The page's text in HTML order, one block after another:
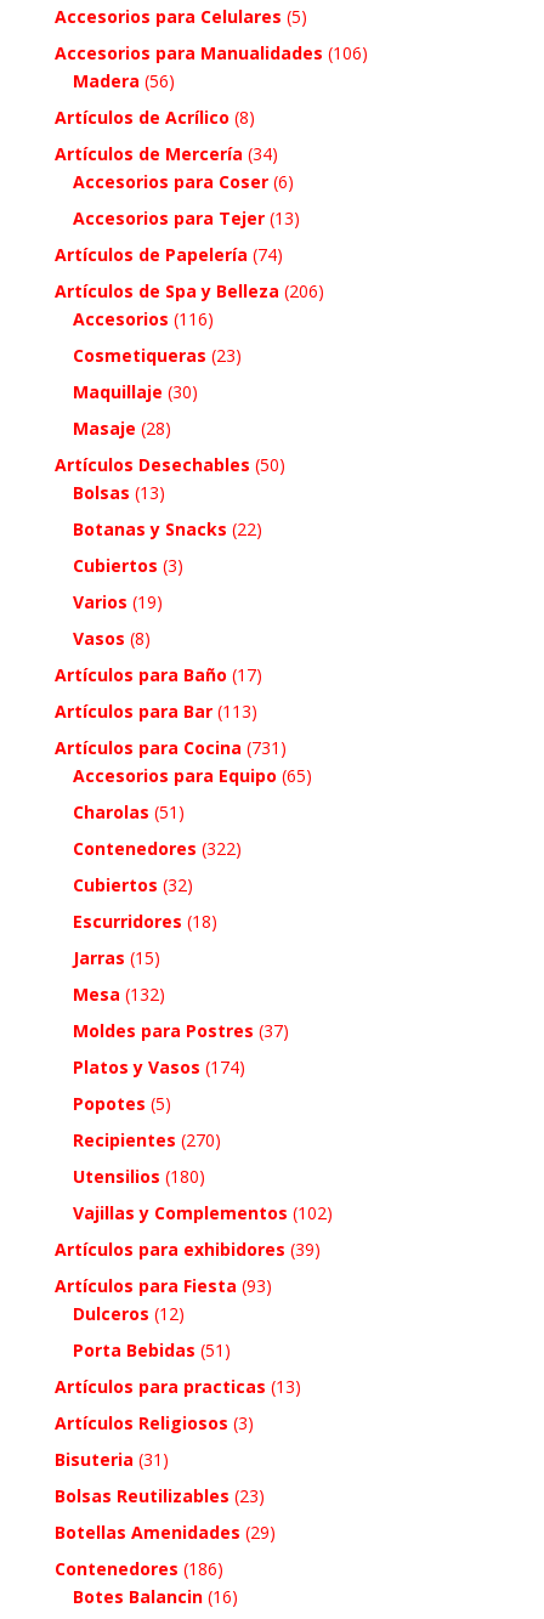
Accesorios para Celulares (5)
Accesorios para Manualidades (106)
Madera (56)
Artículos de Acrílico (8)
Artículos de Mercería (34)
Accesorios para Coser (6)
Accesorios para Tejer (13)
Artículos de Papelería (74)
Artículos de Spa y Belleza (206)
Accesorios (116)
Cosmetiqueras (23)
Maquillaje (30)
Masaje (28)
Artículos Desechables (50)
Bolsas (13)
Botanas y Snacks (22)
Cubiertos (3)
Varios (19)
Vasos (8)
Artículos para Baño (17)
Artículos para Bar (113)
Artículos para Cocina (731)
Accesorios para Equipo (65)
Charolas (51)
Contenedores (322)
Cubiertos (32)
Escurridores (18)
Jarras (15)
Mesa (132)
Moldes para Postres (37)
Platos y Vasos (174)
Popotes (5)
Recipientes (270)
Utensilios (180)
Vajillas y Complementos (102)
Artículos para exhibidores (39)
Artículos para Fiesta (93)
Dulceros (12)
Porta Bebidas (51)
Artículos para practicas (13)
Artículos Religiosos (3)
Bisuteria (31)
Bolsas Reutilizables (23)
Botellas Amenidades (29)
Contenedores (186)
Botes Balancin (16)